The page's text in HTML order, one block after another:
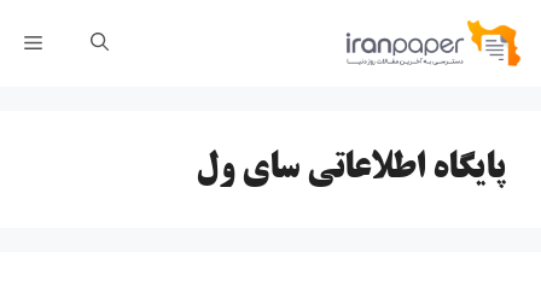
پرش
پایگاه اطلاعاتی سای ول